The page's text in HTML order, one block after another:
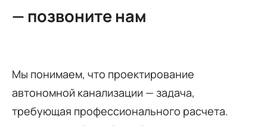
— позвоните нам
Мы понимаем, что проектирование
автономной канализации — задача,
требующая профессионального расчета.